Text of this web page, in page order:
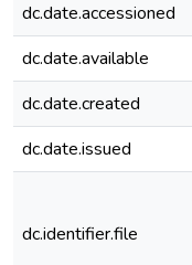
dc.date.accessioned
dc.date.available
dc.date.created
dc.date.issued
dc.identifier.file